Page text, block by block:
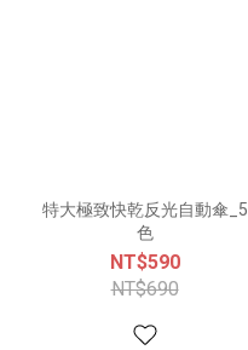
特大極致快乾反光自動傘_5
色
NT$590
NT$690